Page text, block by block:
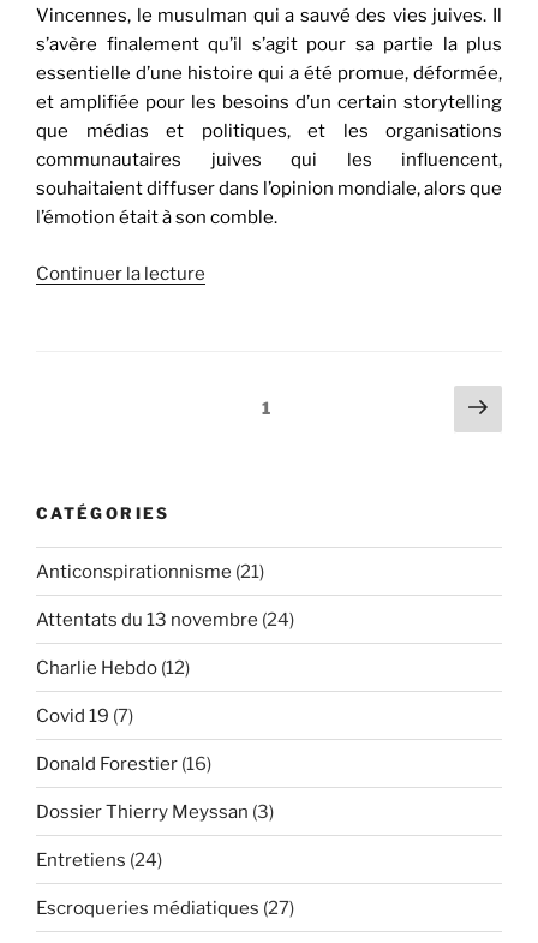
Vincennes, le musulman qui a sauvé des vies juives. Il
s’avère finalement qu’il s’agit pour sa partie la plus
essentielle d’une histoire qui a été promue, déformée,
et amplifiée pour les besoins d’un certain storytelling
que médias et politiques, et les organisations
communautaires juives qui les influencent,
souhaitaient diffuser dans l’opinion mondiale, alors que
l’émotion était à son comble.
Continuer la lecture
nauséabond
Cacher » »
Page1
Page
CATÉGORIES
Anticonspirationnisme (21)
Attentats du 13 novembre (24)
Charlie Hebdo (12)
Covid 19 (7)
Donald Forestier (16)
Dossier Thierry Meyssan (3)
Entretiens (24)
Escroqueries médiatiques (27)